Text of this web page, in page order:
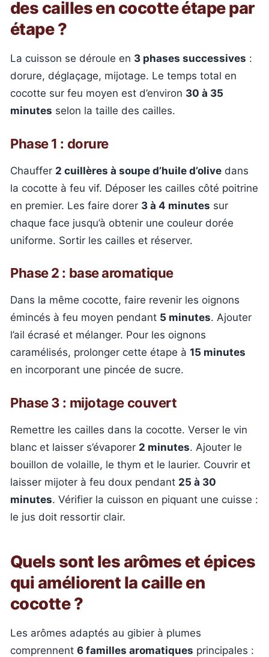
des cailles en cocotte étape par
étape ?
La cuisson se déroule en 3 phases successives :
dorure, déglaçage, mijotage. Le temps total en
cocotte sur feu moyen est d’environ 30 à 35
minutes selon la taille des cailles.
Phase 1 : dorure
Chauffer 2 cuillères à soupe d’huile d’olive dans
la cocotte à feu vif. Déposer les cailles côté poitrine
en premier. Les faire dorer 3 à 4 minutes sur
chaque face jusqu’à obtenir une couleur dorée
uniforme. Sortir les cailles et réserver.
Phase 2 : base aromatique
Dans la même cocotte, faire revenir les oignons
émincés à feu moyen pendant 5 minutes. Ajouter
l’ail écrasé et mélanger. Pour les oignons
caramélisés, prolonger cette étape à 15 minutes
en incorporant une pincée de sucre.
Phase 3 : mijotage couvert
Remettre les cailles dans la cocotte. Verser le vin
blanc et laisser s’évaporer 2 minutes. Ajouter le
bouillon de volaille, le thym et le laurier. Couvrir et
laisser mijoter à feu doux pendant 25 à 30
minutes. Vérifier la cuisson en piquant une cuisse :
le jus doit ressortir clair.
Quels sont les arômes et épices
qui améliorent la caille en
cocotte ?
Les arômes adaptés au gibier à plumes
comprennent 6 familles aromatiques principales :